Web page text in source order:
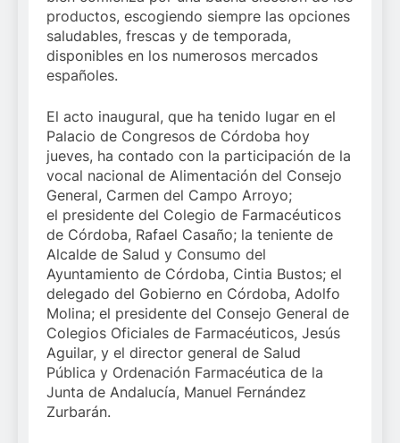
productos, escogiendo siempre las opciones
saludables, frescas y de temporada,
disponibles en los numerosos mercados
españoles.
El acto inaugural, que ha tenido lugar en el
Palacio de Congresos de Córdoba hoy
jueves, ha contado con la participación de la
vocal nacional de Alimentación del Consejo
General, Carmen del Campo Arroyo;
el presidente del Colegio de Farmacéuticos
de Córdoba, Rafael Casaño; la teniente de
Alcalde de Salud y Consumo del
Ayuntamiento de Córdoba, Cintia Bustos; el
delegado del Gobierno en Córdoba, Adolfo
Molina; el presidente del Consejo General de
Colegios Oficiales de Farmacéuticos, Jesús
Aguilar, y el director general de Salud
Pública y Ordenación Farmacéutica de la
Junta de Andalucía, Manuel Fernández
Zurbarán.